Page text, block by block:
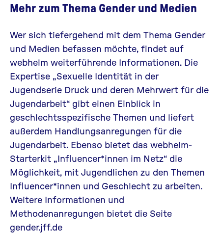
Mehr zum Thema Gender und Medien
Wer sich tiefergehend mit dem Thema Gender
und Medien befassen möchte, findet auf
webhelm weiterführende Informationen. Die
Expertise „Sexuelle Identität in der
Jugendserie Druck und deren Mehrwert für die
Jugendarbeit“ gibt einen Einblick in
geschlechtsspezifische Themen und liefert
außerdem Handlungsanregungen für die
Jugendarbeit. Ebenso bietet das webhelm-
Starterkit „Influencer*innen im Netz“ die
Möglichkeit, mit Jugendlichen zu den Themen
Influencer*innen und Geschlecht zu arbeiten.
Weitere Informationen und
Methodenanregungen bietet die Seite
gender.jff.de